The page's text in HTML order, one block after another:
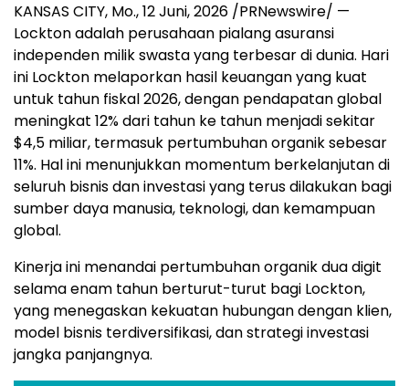
KANSAS CITY, Mo.,12 Juni, 2026 /PRNewswire/ —
Lockton adalah perusahaan pialang asuransi
independen milik swasta yang terbesar di dunia. Hari
ini Lockton melaporkan hasil keuangan yang kuat
untuk tahun fiskal 2026, dengan pendapatan global
meningkat 12% dari tahun ke tahun menjadi sekitar
$4,5 miliar, termasuk pertumbuhan organik sebesar
11%. Hal ini menunjukkan momentum berkelanjutan di
seluruh bisnis dan investasi yang terus dilakukan bagi
sumber daya manusia, teknologi, dan kemampuan
global.
Kinerja ini menandai pertumbuhan organik dua digit
selama enam tahun berturut-turut bagi Lockton,
yang menegaskan kekuatan hubungan dengan klien,
model bisnis terdiversifikasi, dan strategi investasi
jangka panjangnya.